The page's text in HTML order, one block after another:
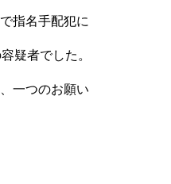
指名手配犯に
疑者でした。
一つのお願い